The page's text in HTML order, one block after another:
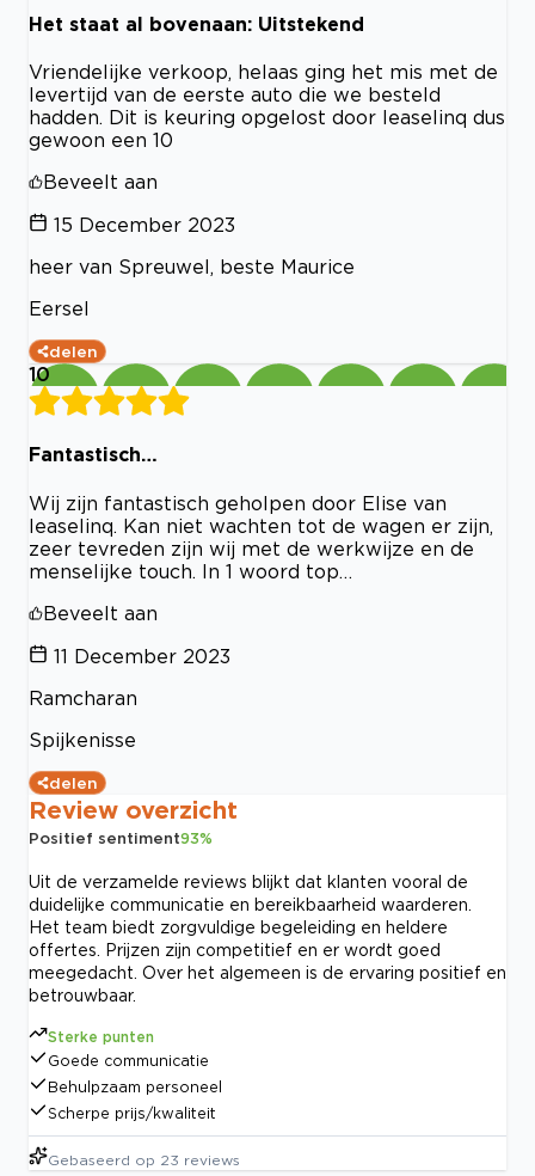
Het staat al bovenaan: Uitstekend
Vriendelijke verkoop, helaas ging het mis met de
levertijd van de eerste auto die we besteld
hadden. Dit is keuring opgelost door leaselinq dus
gewoon een 10
Beveelt aan
15 December 2023
heer van Spreuwel, beste Maurice
Eersel
delen
10
Fantastisch…
Wij zijn fantastisch geholpen door Elise van
leaselinq. Kan niet wachten tot de wagen er zijn,
zeer tevreden zijn wij met de werkwijze en de
menselijke touch. In 1 woord top…
Beveelt aan
11 December 2023
Ramcharan
Spijkenisse
delen
Review overzicht
Positief sentiment93%
Uit de verzamelde reviews blijkt dat klanten vooral de
duidelijke communicatie en bereikbaarheid waarderen.
Het team biedt zorgvuldige begeleiding en heldere
offertes. Prijzen zijn competitief en er wordt goed
meegedacht. Over het algemeen is de ervaring positief en
betrouwbaar.
Sterke punten
Goede communicatie
Behulpzaam personeel
Scherpe prijs/kwaliteit
Gebaseerd op 23 reviews